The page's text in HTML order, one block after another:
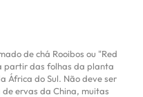
de chá Rooibos ou "Red
partir das folhas da planta
África do Sul. Não deve ser
ervas da China, muitas